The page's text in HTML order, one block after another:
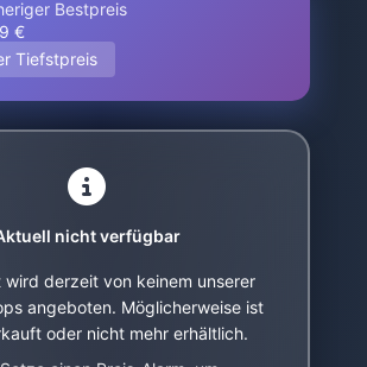
Bestpreis
€
Tiefstpreis
nicht verfügbar
wird derzeit von keinem unserer
angeboten. Möglicherweise ist
oder nicht mehr erhältlich.